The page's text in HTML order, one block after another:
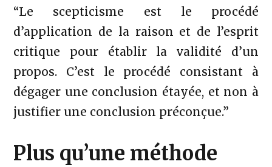
“Le scepticisme est le procédé
d’application de la raison et de l’esprit
critique pour établir la validité d’un
propos. C’est le procédé consistant à
dégager une conclusion étayée, et non à
justifier une conclusion préconçue.”
Plus qu’une méthode